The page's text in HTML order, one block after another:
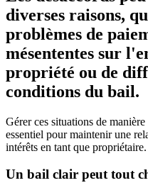
diverses raisons,
problèmes de
mésententes sur
propriété ou de
conditions du bail.
Gérer ces situations de
essentiel pour maintenir une
intérêts en tant que propriétaire.
Un bail clair peut tout